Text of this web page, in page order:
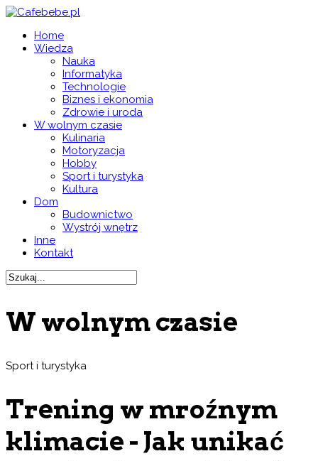
Home
Wiedza
Nauka
Informatyka
Technologie
Biznes i ekonomia
Zdrowie i uroda
W wolnym czasie
Kulinaria
Motoryzacja
Hobby
Sport i turystyka
Kultura
Dom
Budownictwo
Wystrój wnętrz
Inne
Kontakt
W wolnym czasie
Sport i turystyka
Trening w mroźnym
klimacie - Jak unikać